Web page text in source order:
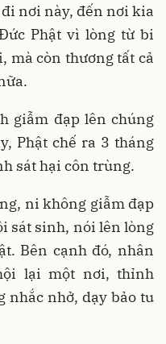
nơi này, đến nơi kia
Phật vì lòng từ bi
mà còn thương tất cả
giẫm đạp lên chúng
Phật chế ra 3 tháng
sát hại côn trùng.
ni không giẫm đạp
sát sinh, nói lên lòng
Bên cạnh đó, nhân
lại một nơi, thỉnh
nhắc nhở, dạy bảo tu